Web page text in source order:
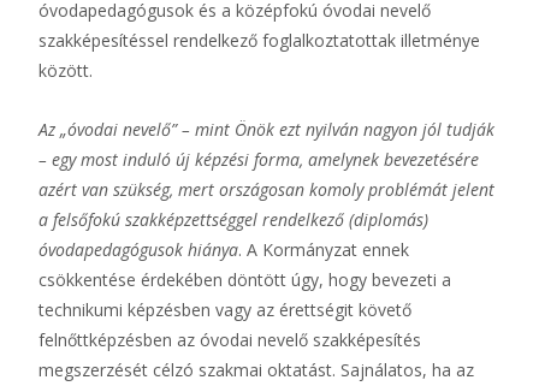
óvodapedagógusok és a középfokú óvodai nevelő
szakképesítéssel rendelkező foglalkoztatottak illetménye
között.
Az „óvodai nevelő” – mint Önök ezt nyilván nagyon jól tudják
– egy most induló új képzési forma, amelynek bevezetésére
azért van szükség, mert országosan komoly problémát jelent
a felsőfokú szakképzettséggel rendelkező (diplomás)
óvodapedagógusok hiánya. A Kormányzat ennek
csökkentése érdekében döntött úgy, hogy bevezeti a
technikumi képzésben vagy az érettségit követő
felnőttképzésben az óvodai nevelő szakképesítés
megszerzését célzó szakmai oktatást. Sajnálatos, ha az